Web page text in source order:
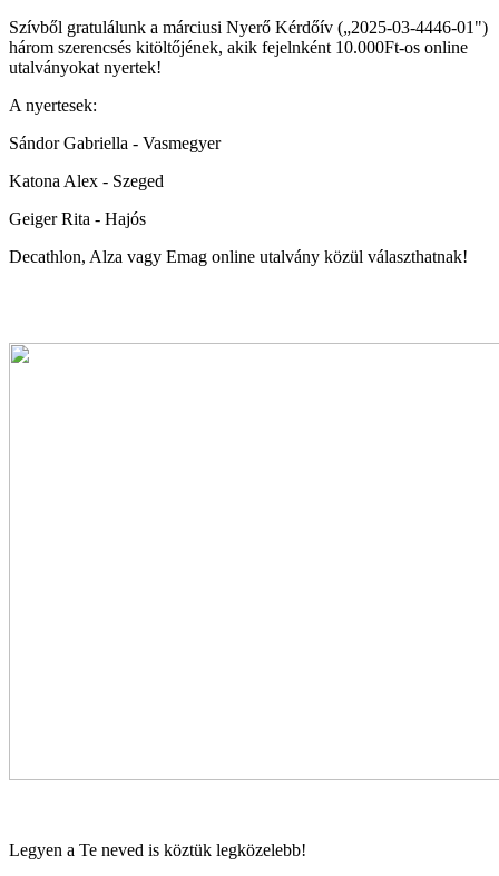
Szívből gratulálunk a márciusi Nyerő Kérdőív („2025-03-4446-01")
három szerencsés kitöltőjének, akik fejelnként 10.000Ft-os online
utalványokat nyertek!
A nyertesek:
Sándor Gabriella - Vasmegyer
Katona Alex - Szeged
Geiger Rita - Hajós
Decathlon, Alza vagy Emag online utalvány közül választhatnak!
Legyen a Te neved is köztük legközelebb!